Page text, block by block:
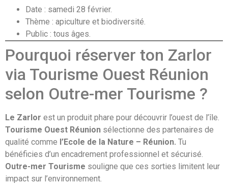
Date : samedi 28 février.
Thème : apiculture et biodiversité.
Public : tous âges.
Pourquoi réserver ton Zarlor
via Tourisme Ouest Réunion
selon Outre-mer Tourisme ?
Le Zarlor est un produit phare pour découvrir l’ouest de l’île.
Tourisme Ouest Réunion sélectionne des partenaires de
qualité comme l’Ecole de la Nature – Réunion. Tu
bénéficies d’un encadrement professionnel et sécurisé.
Outre-mer Tourisme souligne que ces sorties limitent leur
impact sur l’environnement.